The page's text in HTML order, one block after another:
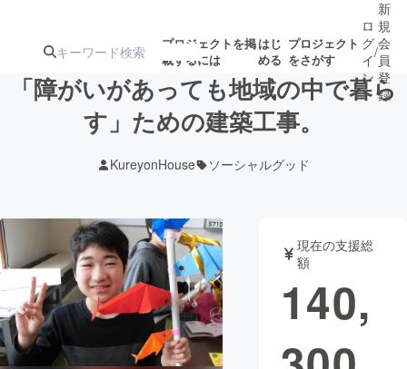
プロジェクトを掲
載するには
はじ
める
プロジェクト
をさがす
ターン
ジェクト
ロジェクト
アート・写真 音楽
テクノロジー・ガジェット ゲーム・サ
映像・映画
ロ
グ
イ
ン
/
新
規
会
員
登
録
「障がいがあっても地域の中で暮ら
す」ための建築工事。
KureyonHouse ソーシャルグッド
現在の支援総
額
140,